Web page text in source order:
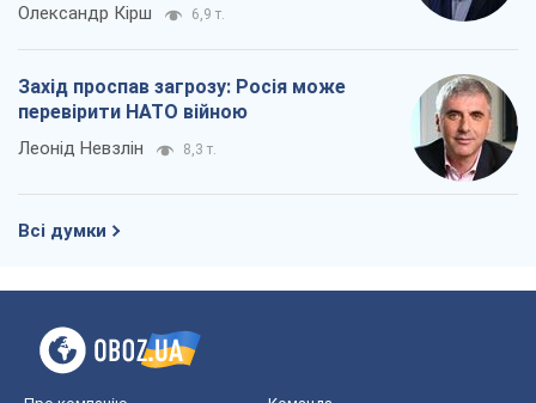
Олександр Кірш 6,9 т.
Захід проспав загрозу: Росія може
перевірити НАТО війною
Леонід Невзлін 8,3 т.
Всі думки